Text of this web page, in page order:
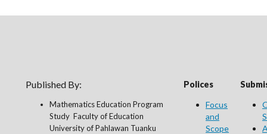
Published By:
Mathematics Education Program
Study Faculty of Education
University of Pahlawan Tuanku
Polices
Focus
and
Scope